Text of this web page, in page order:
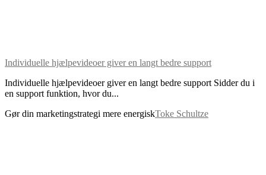
Individuelle hjælpevideoer giver en langt bedre support
Individuelle hjælpevideoer giver en langt bedre support Sidder du i
en support funktion, hvor du...
Gør din marketingstrategi mere energiskToke Schultze